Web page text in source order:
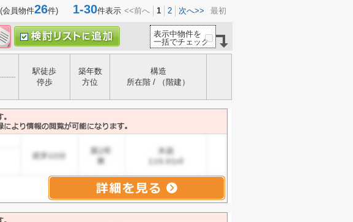
会員物件26件) 1-30件表示 <<前へ 1 2 次へ>> 最初
表示中物件を
一括でチェック
駅徒歩
停歩
築年数
方位
構造
所在階 / （階建）